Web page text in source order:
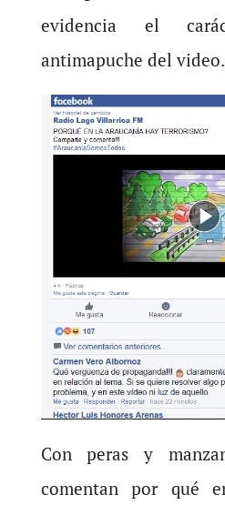
evidencia el
antimapuche del video.
Con peras y
comentan por qué